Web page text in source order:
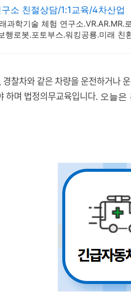
소 친절상담/1:1교육/4차산업
과학기술 체험 연구소.VR.AR.MR.
행로봇.포토부스.워킹공룡.미래 친
찰차와 같은 차량을 운전하거나
하며 법정의무교육입니다. 오늘은